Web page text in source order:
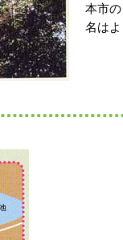
本市の
名はよ